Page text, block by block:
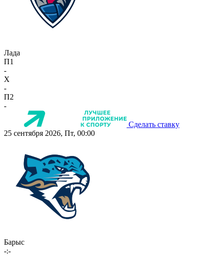
Лада
П1
-
X
-
П2
-
Сделать ставку
25 сентября 2026, Пт, 00:00
Барыс
-:-